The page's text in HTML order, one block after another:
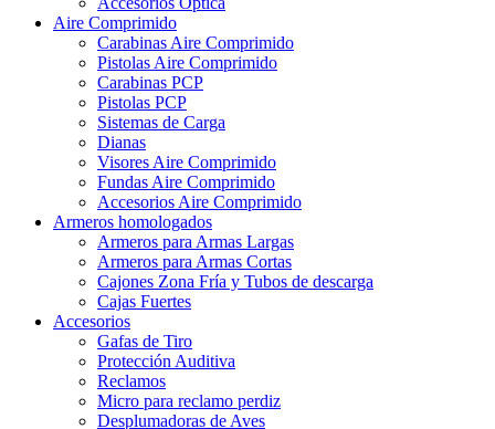
Aire Comprimido
Carabinas Aire Comprimido
Pistolas Aire Comprimido
Carabinas PCP
Pistolas PCP
Sistemas de Carga
Dianas
Visores Aire Comprimido
Fundas Aire Comprimido
Accesorios Aire Comprimido
Armeros homologados
Armeros para Armas Largas
Armeros para Armas Cortas
Cajones Zona Fría y Tubos de descarga
Cajas Fuertes
Accesorios
Gafas de Tiro
Protección Auditiva
Reclamos
Micro para reclamo perdiz
Desplumadoras de Aves